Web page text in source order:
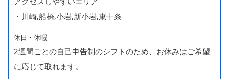
・川崎,船橋,小岩,新小岩,東十条
休日・休暇
2週間ごとの自己申告制のシフトのため、お休みはご希望
に応じて取れます。